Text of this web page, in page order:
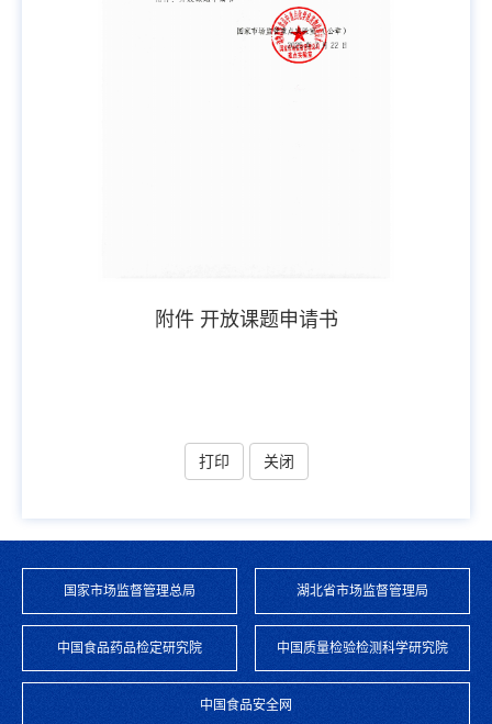
附件 开放课题申请书
打印 关闭
国家市场监督管理总局 湖北省市场监督管理局
中国食品药品检定研究院 中国质量检验检测科学研究院
中国食品安全网